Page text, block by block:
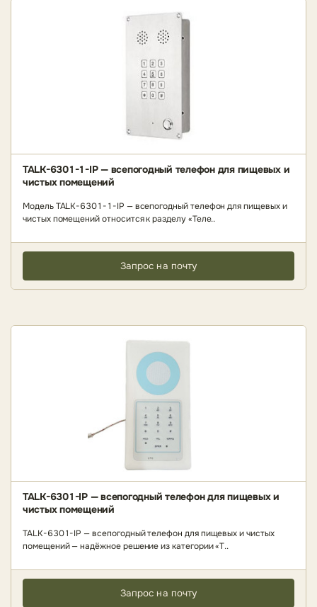
TALK-6301-1-IP — всепогодный телефон для пищевых и
чистых помещений
Модель TALK-6301-1-IP — всепогодный телефон для пищевых и
чистых помещений относится к разделу «Теле..
Запрос на почту
TALK-6301-IP — всепогодный телефон для пищевых и
чистых помещений
TALK-6301-IP — всепогодный телефон для пищевых и чистых
помещений — надёжное решение из категории «Т..
Запрос на почту